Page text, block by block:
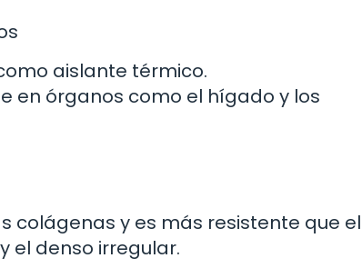
aislante térmico.
en órganos como el hígado y los
colágenas y es más resistente que el
el denso irregular.